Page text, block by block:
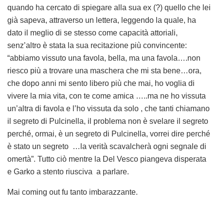
quando ha cercato di spiegare alla sua ex (?) quello che lei
già sapeva, attraverso un lettera, leggendo la quale, ha
dato il meglio di se stesso come capacità attoriali,
senz’altro è stata la sua recitazione più convincente:
“abbiamo vissuto una favola, bella, ma una favola….non
riesco più a trovare una maschera che mi sta bene…ora,
che dopo anni mi sento libero più che mai, ho voglia di
vivere la mia vita, con te come amica …..ma ne ho vissuta
un’altra di favola e l’ho vissuta da solo , che tanti chiamano
il segreto di Pulcinella, il problema non è svelare il segreto
perché, ormai, è un segreto di Pulcinella, vorrei dire perché
è stato un segreto …la verità scavalcherà ogni segnale di
omertà”. Tutto ciò mentre la Del Vesco piangeva disperata
e Garko a stento riusciva a parlare.
Mai coming out fu tanto imbarazzante.